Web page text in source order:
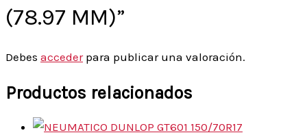
(78.97 MM)”
Debes accederpara publicar una valoración.
Productos relacionados